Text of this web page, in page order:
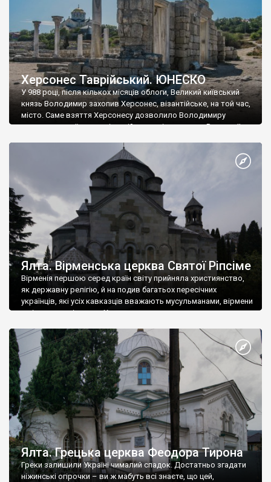
Херсонес Таврійський. ЮНЕСКО
У 988 році, після кількох місяців облоги, Великий київський
князь Володимир захопив Херсонес, візантійське, на той час,
місто. Саме взяття Херсонесу дозволило Володимиру
диктувати свої умови візантійському імператору Василю ІІ, та
Херсонесі Володимир-язичник, став Василем-християнином.
А потім було Хрещення Русі. На честь Херсонесу Таврійського
Ялта. Вірменська церква Святої Ріпсіме
Вірменія першою серед країн світу прийняла християнство,
як державну релігію, й на подив багатьох пересічних
українців, які усіх кавказців вважають мусульманами, вірмени
є відданими вірянами Христа
Ялта. Грецька церква Феодора Тирона
Греки залишили Україні чималий спадок. Достатньо згадати
ніжинські огірочки – ви ж мабуть всі знаєте, що цей,